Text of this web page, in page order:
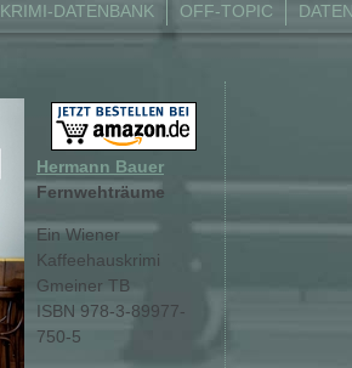
KRIMI-DATENBANK OFF-TOPIC
Hermann Bauer
Fernwehträume
Ein Wiener
Kaffeehauskrimi
Gmeiner TB
ISBN 978-3-89977-
750-5